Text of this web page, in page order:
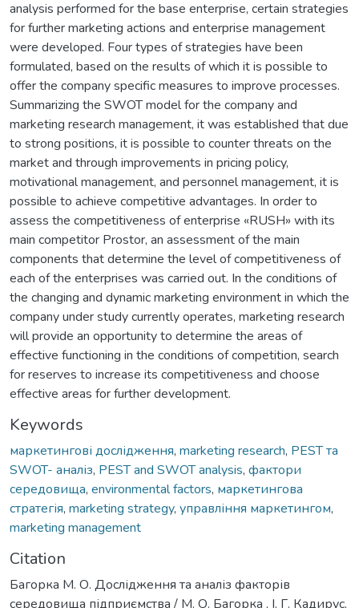
analysis performed for the base enterprise, certain strategies
for further marketing actions and enterprise management
were developed. Four types of strategies have been
formulated, based on the results of which it is possible to
offer the company specific measures to improve processes.
Summarizing the SWOT model for the company and
marketing research management, it was established that due
to strong positions, it is possible to counter threats on the
market and through improvements in pricing policy,
motivational management, and personnel management, it is
possible to achieve competitive advantages. In order to
assess the competitiveness of enterprise «RUSH» with its
main competitor Prostor, an assessment of the main
components that determine the level of competitiveness of
each of the enterprises was carried out. In the conditions of
the changing and dynamic marketing environment in which the
company under study currently operates, marketing research
will provide an opportunity to determine the areas of
effective functioning in the conditions of competition, search
for reserves to increase its competitiveness and choose
effective areas for further development.
Keywords
маркетингові дослідження, marketing research, PEST та
SWOT- аналіз, PEST and SWOT analysis, фактори
середовища, environmental factors, маркетингова
стратегія, marketing strategy, управління маркетингом,
marketing management
Citation
Багорка М. О. Дослідження та аналіз факторів
середовища підприємства / М. О. Багорка , І. Г. Кадирус,